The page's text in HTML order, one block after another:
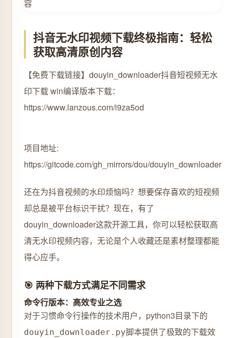
抖音无水印视频下载终极指南：轻松
获取高清原创内容
【免费下载链接】douyin_downloader抖音短视频无水
印下载 win编译版本下载：
https://www.lanzous.com/i9za5od
项目地址:
https://gitcode.com/gh_mirrors/dou/douyin_downloader
还在为抖音视频的水印烦恼吗？想要保存喜欢的短视频
却总是被平台标识干扰？现在，有了
douyin_downloader这款开源工具，你可以轻松获取高
清无水印视频内容，无论是个人收藏还是素材整理都能
得心应手。
🎯 两种下载方式满足不同需求
命令行版本：高效专业之选
对于习惯命令行操作的技术用户，python3目录下的
douyin_downloader.py脚本提供了极致的下载效